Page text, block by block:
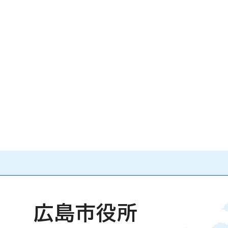
広島市役所